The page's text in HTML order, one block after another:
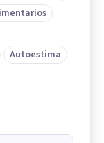
Autoestima